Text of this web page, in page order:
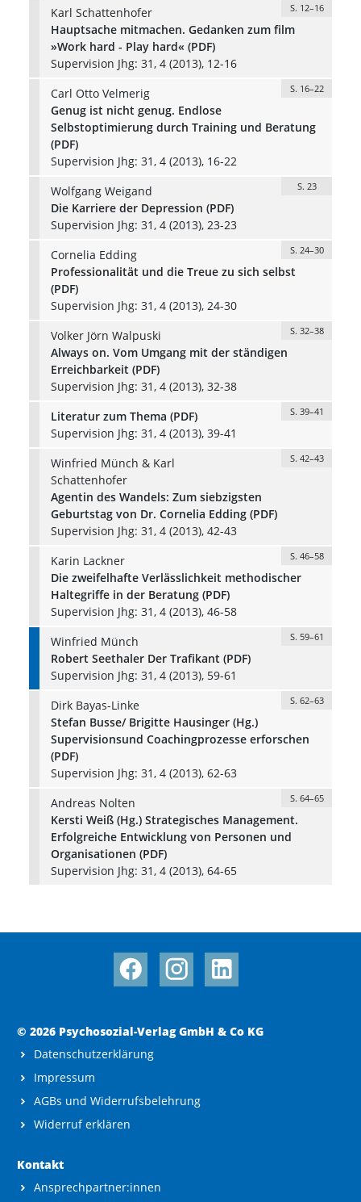
Karl Schattenhofer
S. 12–16
Hauptsache mitmachen. Gedanken zum film
»Work hard - Play hard« (PDF)
Supervision Jhg: 31, 4 (2013), 12-16
Carl Otto Velmerig
S. 16–22
Genug ist nicht genug. Endlose
Selbstoptimierung durch Training und Beratung
(PDF)
Supervision Jhg: 31, 4 (2013), 16-22
Wolfgang Weigand
S. 23
Die Karriere der Depression (PDF)
Supervision Jhg: 31, 4 (2013), 23-23
Cornelia Edding
S. 24–30
Professionalität und die Treue zu sich selbst
(PDF)
Supervision Jhg: 31, 4 (2013), 24-30
Volker Jörn Walpuski
S. 32–38
Always on. Vom Umgang mit der ständigen
Erreichbarkeit (PDF)
Supervision Jhg: 31, 4 (2013), 32-38
S. 39–41
Literatur zum Thema (PDF)
Supervision Jhg: 31, 4 (2013), 39-41
Winfried Münch & Karl
Schattenhofer
S. 42–43
Agentin des Wandels: Zum siebzigsten
Geburtstag von Dr. Cornelia Edding (PDF)
Supervision Jhg: 31, 4 (2013), 42-43
Karin Lackner
S. 46–58
Die zweifelhafte Verlässlichkeit methodischer
Haltegriffe in der Beratung (PDF)
Supervision Jhg: 31, 4 (2013), 46-58
Winfried Münch
S. 59–61
Robert Seethaler Der Trafikant (PDF)
Supervision Jhg: 31, 4 (2013), 59-61
Dirk Bayas-Linke
S. 62–63
Stefan Busse/ Brigitte Hausinger (Hg.)
Supervisionsund Coachingprozesse erforschen
(PDF)
Supervision Jhg: 31, 4 (2013), 62-63
Andreas Nolten
S. 64–65
Kersti Weiß (Hg.) Strategisches Management.
Erfolgreiche Entwicklung von Personen und
Organisationen (PDF)
Supervision Jhg: 31, 4 (2013), 64-65
© 2026 Psychosozial-Verlag GmbH & Co KG
Datenschutzerklärung
Impressum
AGBs und Widerrufsbelehrung
Widerruf erklären
Kontakt
Ansprechpartner:innen